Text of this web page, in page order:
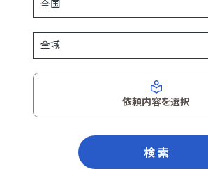
依頼内容を選択
検 索